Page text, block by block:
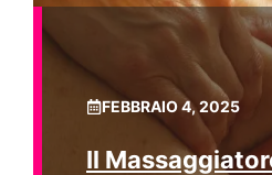
FEBBRAIO 4, 2025
Il